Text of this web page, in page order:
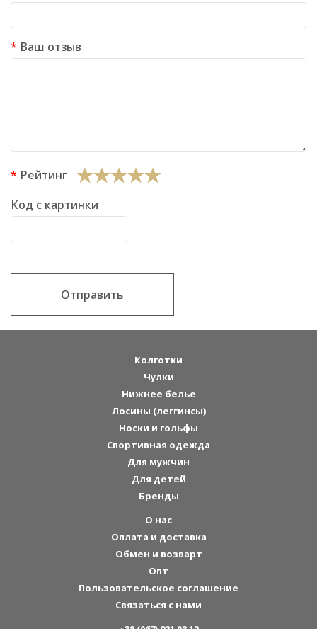
Ваш отзыв
Рейтинг
Код с картинки
Отправить
Колготки
Чулки
Нижнее белье
Лосины (леггинсы)
Носки и гольфы
Спортивная одежда
Для мужчин
Для детей
Бренды
О нас
Оплата и доставка
Обмен и возварт
Опт
Пользовательское соглашение
Связаться с нами